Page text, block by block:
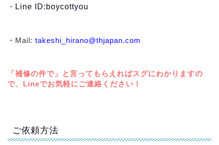
・ Line ID:boycottyou
・ Mail: takeshi_hirano@thjapan.com
「補修の件で」と言ってもらえればスグにわかりますの
で、Lineでお気軽にご連絡ください！
ご依頼方法